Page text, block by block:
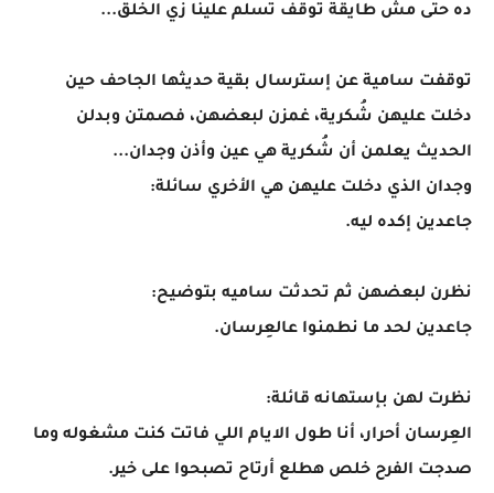
ده حتى مش طايقة توقف تسلم علينا زي الخلق...
توقفت سامية عن إسترسال بقية حديثها الجاحف حين
دخلت عليهن شُكرية، غمزن لبعضهن، فصمتن وبدلن
الحديث يعلمن أن شُكرية هي عين وأذن وجدان...
وجدان الذي دخلت عليهن هي الأخري سائلة:
جاعدين إكده ليه.
نظرن لبعضهن ثم تحدثت ساميه بتوضيح:
جاعدين لحد ما نطمنوا عالعِرسان.
نظرت لهن بإستهانه قائلة:
العِرسان أحرار، أنا طول الايام اللي فاتت كنت مشغوله وما
صدجت الفرح خلص هطلع أرتاح تصبحوا على خير.